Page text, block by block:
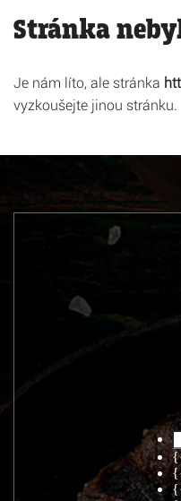
Stránka
Je nám líto, ale stránka
vyzkoušejte jinou stránku.